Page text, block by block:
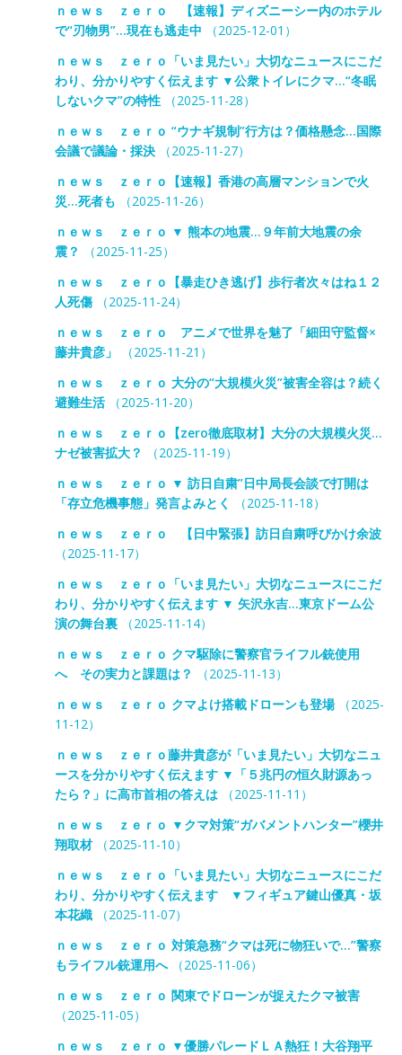
ｎｅｗｓ ｚｅｒｏ 【速報】ディズニーシー内のホテル
で“刃物男”…現在も逃走中 （2025-12-01）
ｎｅｗｓ ｚｅｒｏ「いま見たい」大切なニュースにこだ
わり、分かりやすく伝えます ▼公衆トイレにクマ…“冬眠
しないクマ”の特性（2025-11-28）
ｎｅｗｓ ｚｅｒｏ “ウナギ規制”行方は？価格懸念…国際
会議で議論・採決（2025-11-27）
ｎｅｗｓ ｚｅｒｏ【速報】香港の高層マンションで火
災…死者も （2025-11-26）
ｎｅｗｓ ｚｅｒｏ ▼ 熊本の地震…９年前大地震の余
震？
（2025-11-25）
ｎｅｗｓ ｚｅｒｏ【暴走ひき逃げ】歩行者次々はね１２
人死傷（2025-11-24）
ｎｅｗｓ ｚｅｒｏ アニメで世界を魅了「細田守監督×
藤井貴彦」
（2025-11-21）
ｎｅｗｓ ｚｅｒｏ 大分の“大規模火災”被害全容は？続く
避難生活（2025-11-20）
ｎｅｗｓ ｚｅｒｏ【zero徹底取材】大分の大規模火災…
ナゼ被害拡大？
（2025-11-19）
ｎｅｗｓ ｚｅｒｏ ▼ 訪日自粛”日中局長会談で打開は
「存立危機事態」発言よみとく
（2025-11-18）
ｎｅｗｓ ｚｅｒｏ 【日中緊張】訪日自粛呼びかけ余波
（2025-11-17）
ｎｅｗｓ ｚｅｒｏ「いま見たい」大切なニュースにこだ
わり、分かりやすく伝えます ▼ 矢沢永吉…東京ドーム公
演の舞台裏（2025-11-14）
ｎｅｗｓ ｚｅｒｏ クマ駆除に警察官ライフル銃使用
へ その実力と課題は？
（2025-11-13）
ｎｅｗｓ ｚｅｒｏ クマよけ搭載ドローンも登場（2025-
11-12）
ｎｅｗｓ ｚｅｒｏ藤井貴彦が「いま見たい」大切なニュ
ースを分かりやすく伝えます ▼「５兆円の恒久財源あっ
たら？」に高市首相の答えは（2025-11-11）
ｎｅｗｓ ｚｅｒｏ ▼クマ対策“ガバメントハンター”櫻井
翔取材（2025-11-10）
ｎｅｗｓ ｚｅｒｏ「いま見たい」大切なニュースにこだ
わり、分かりやすく伝えます ▼フィギュア鍵山優真・坂
本花織（2025-11-07）
ｎｅｗｓ ｚｅｒｏ 対策急務“クマは死に物狂いで…”警察
もライフル銃運用へ（2025-11-06）
ｎｅｗｓ ｚｅｒｏ 関東でドローンが捉えたクマ被害
（2025-11-05）
ｎｅｗｓ ｚｅｒｏ ▼優勝パレードＬＡ熱狂！大谷翔平